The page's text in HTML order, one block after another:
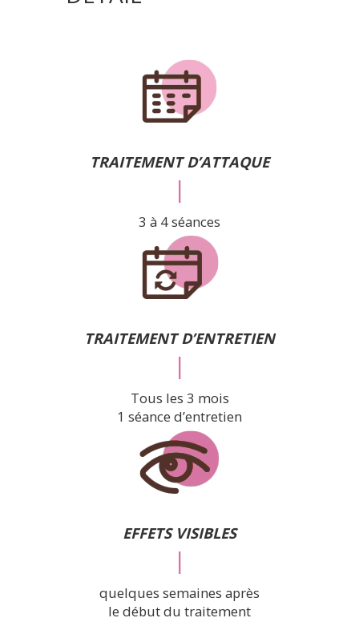
TRAITEMENT D’ATTAQUE
|
3 à 4 séances
TRAITEMENT D’ENTRETIEN
|
Tous les 3 mois
1 séance d’entretien
EFFETS VISIBLES
|
quelques semaines après
le début du traitement